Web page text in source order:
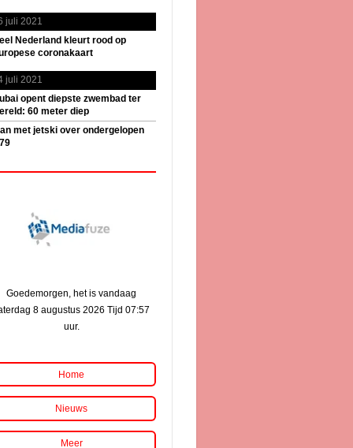
juli 2021
Nederland kleurt rood op
coronakaart
juli 2021
opent diepste zwembad ter
60 meter diep
met jetski over ondergelopen
Goedemorgen, het is vandaag
8 augustus 2026 Tijd 07:57
uur.
Home
Nieuws
Meer